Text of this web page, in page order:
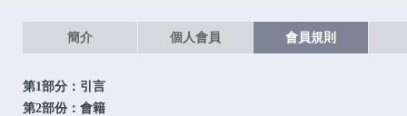
簡介 個人會員 會員規則
第1部分：引言
第2部份：會籍